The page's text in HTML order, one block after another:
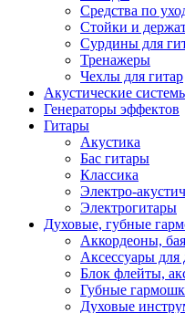
Средства по
Стойки и
Сурдины для
Тренажеры
Чехлы для гитар
Акустические
Генераторы эффектов
Гитары
Акустика
Бас гитары
Классика
Электро-
Электрогитары
Духовые, губные
Аккордеоны,
Аксессуары для
Блок флейты,
Губные
Духовые